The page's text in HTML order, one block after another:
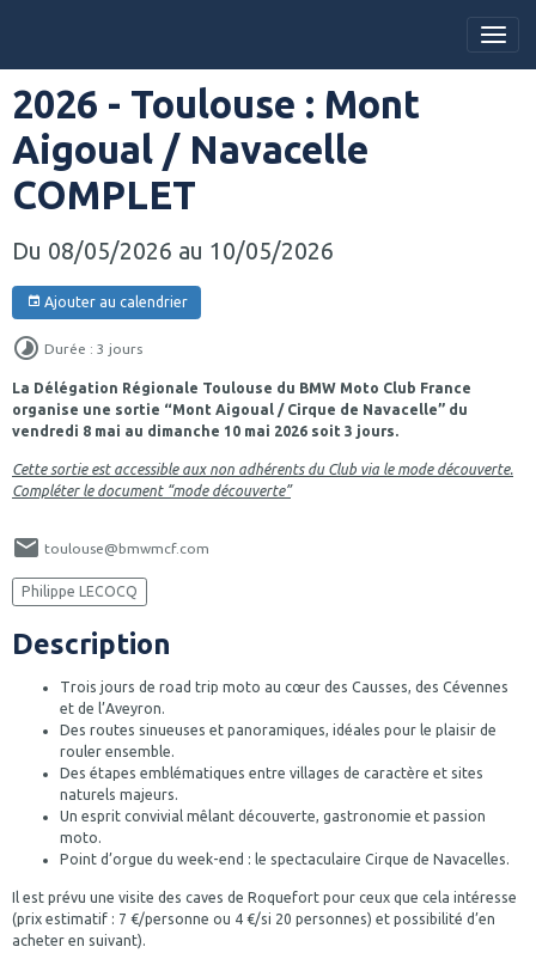
2026 - Toulouse : Mont
Aigoual / Navacelle
COMPLET
Du 08/05/2026 au 10/05/2026
Ajouter au calendrier
Durée : 3 jours
La Délégation Régionale Toulouse du BMW Moto Club France
organise une sortie “Mont Aigoual / Cirque de Navacelle” du
vendredi 8 mai au dimanche 10 mai 2026 soit 3 jours.
Cette sortie est accessible aux non adhérents du Club via le mode découverte.
Compléter le document “mode découverte”
toulouse@bmwmcf.com
Philippe LECOCQ
Description
Trois jours de road trip moto au cœur des Causses, des Cévennes
et de l’Aveyron.
Des routes sinueuses et panoramiques, idéales pour le plaisir de
rouler ensemble.
Des étapes emblématiques entre villages de caractère et sites
naturels majeurs.
Un esprit convivial mêlant découverte, gastronomie et passion
moto.
Point d’orgue du week-end : le spectaculaire Cirque de Navacelles.
Il est prévu une visite des caves de Roquefort pour ceux que cela intéresse
(prix estimatif : 7 €/personne ou 4 €/si 20 personnes) et possibilité d’en
acheter en suivant).